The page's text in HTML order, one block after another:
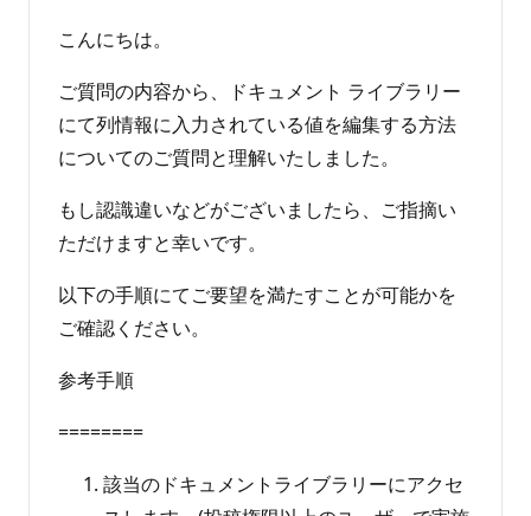
せ
こんにちは。
ご質問の内容から、ドキュメント ライブラリー
にて列情報に入力されている値を編集する方法
についてのご質問と理解いたしました。
もし認識違いなどがございましたら、ご指摘い
ただけますと幸いです。
以下の手順にてご要望を満たすことが可能かを
ご確認ください。
参考手順
========
該当のドキュメントライブラリーにアクセ